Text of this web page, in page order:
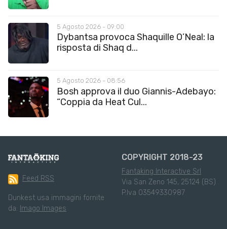
5 Agosto 2026 - 09:00
Dybantsa provoca Shaquille O’Neal: la
risposta di Shaq d...
5 Agosto 2026 - 08:56
Bosh approva il duo Giannis-Adebayo:
“Coppia da Heat Cul...
Feed RSS
Dunkest usa immagini fornite
da: Imago Images
COPYRIGHT 2018-23
Fantaking Interactive Srl
Via San Zeno 145, 25124 (BS)
P.Iva 03549330987